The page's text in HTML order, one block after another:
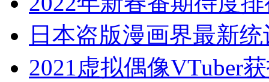
日本盗版漫画界最新
2021虚拟偶像VTuber